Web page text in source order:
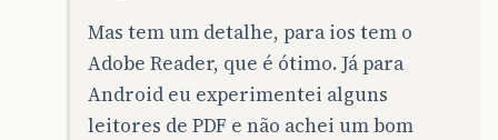
Mas tem um detalhe, para ios tem o
Adobe Reader, que é ótimo. Já para
Android eu experimentei alguns
leitores de PDF e não achei um bom